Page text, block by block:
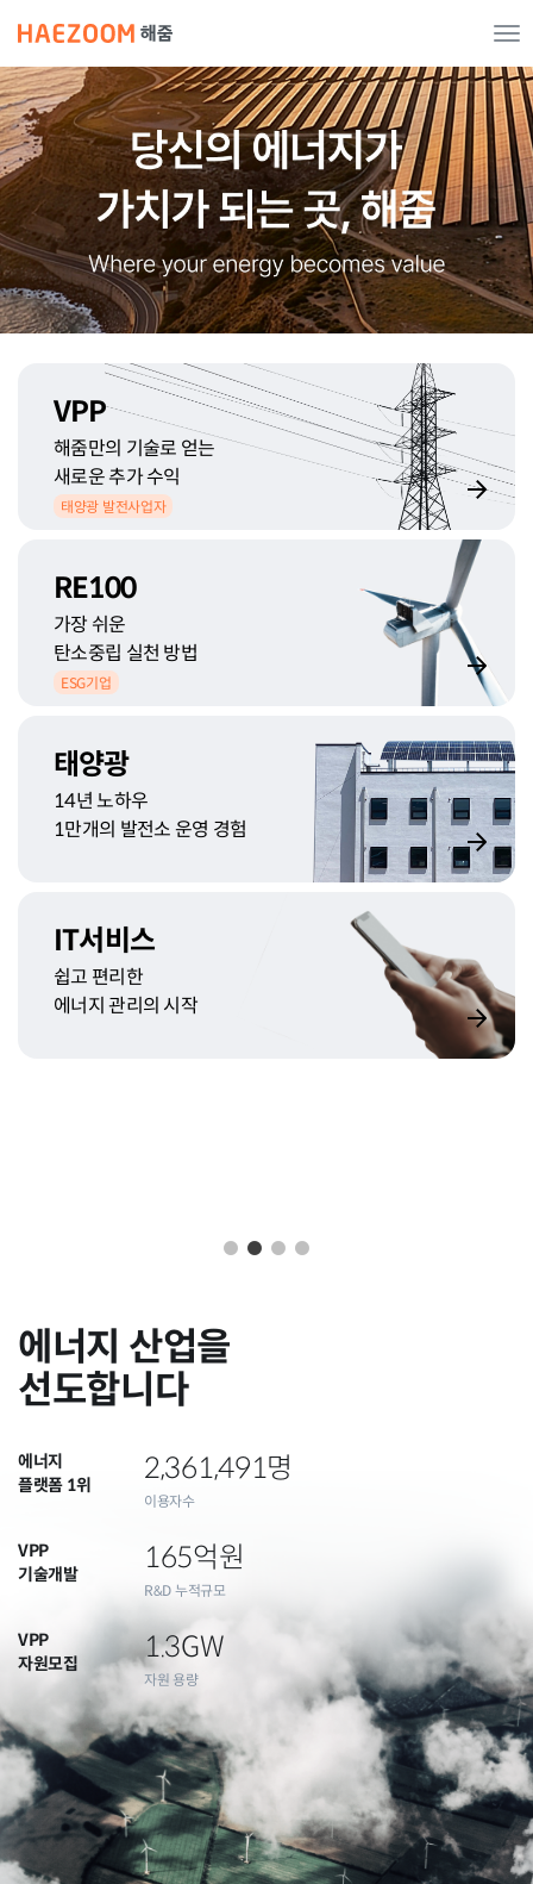
Toggle
VPP
해줌만의 기술로 얻는
새로운 추가 수익
태양광 발전사업자
RE100
가장 쉬운
탄소중립 실천 방법
ESG기업
태양광
14년 노하우
1만개의 발전소 운영 경험
IT서비스
쉽고 편리한
에너지 관리의 시작
에너지 산업을
선도합니다
에너지
플랫폼 1위
2,361,491명
이용자수
VPP
기술개발
165억원
R&D 누적규모
VPP
자원모집
1.3GW
자원 용량